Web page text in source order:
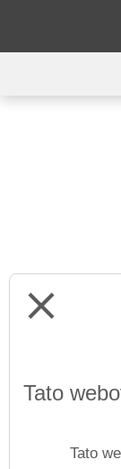
close
Tato
Tato